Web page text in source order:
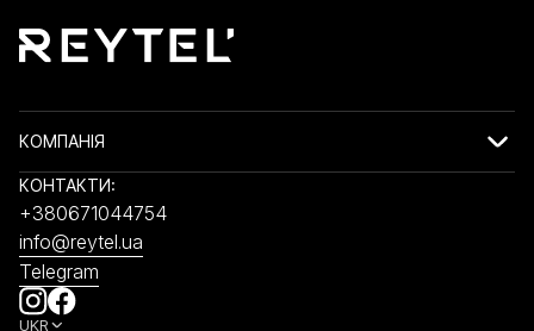
КОМПАНІЯ
КОНТАКТИ:
+380671044754
info@reytel.ua
Telegram
UKR